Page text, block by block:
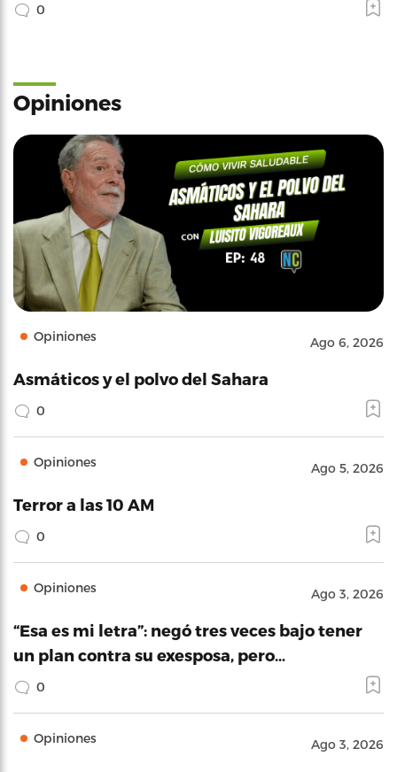
0
Opiniones
Opiniones Ago 6, 2026
Asmáticos y el polvo del Sahara
0
Opiniones Ago 5, 2026
Terror a las 10 AM
0
Opiniones Ago 3, 2026
“Esa es mi letra”: negó tres veces bajo tener
un plan contra su exesposa, pero…
0
Opiniones Ago 3, 2026